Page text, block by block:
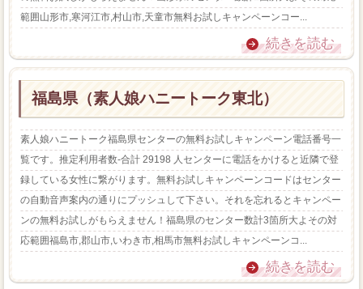
範囲山形市,寒河江市,村山市,天童市無料お試しキャンペーンコー...
続きを読む
福島県（素人娘ハニートーク東北）
素人娘ハニートーク福島県センターの無料お試しキャンペーン電話番号一
覧です。推定利用者数-合計 29198 人センターに電話をかけると近隣で登
録している女性に繋がります。無料お試しキャンペーンコードはセンター
の自動音声案内の通りにプッシュして下さい。それを忘れるとキャンペー
ンの無料お試しがもらえません！福島県のセンター数計3箇所大よその対
応範囲福島市,郡山市,いわき市,相馬市無料お試しキャンペーンコ...
続きを読む